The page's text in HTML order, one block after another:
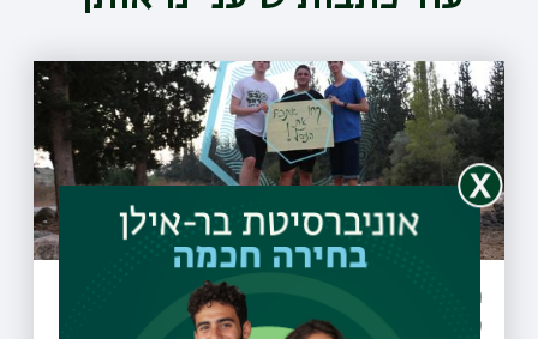
מיזם "קחו אתכם את הזבל" יקודם בעולם
כפורץ דרך